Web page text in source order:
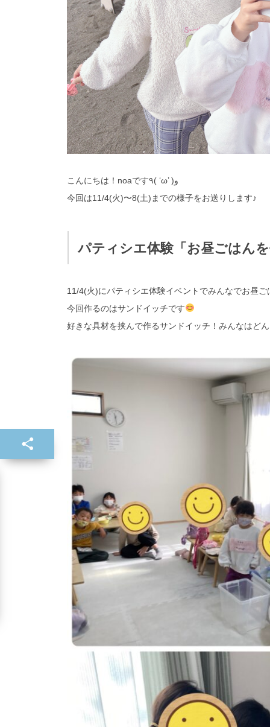
こんにちは！noaです٩( ‘ω’ )و
今回は11/4(火)〜8(土)までの様子をお送りします♪
パティシエ体験「お昼ごはん
11/4(火)にパティシエ体験イベントでみんなでお昼
今回作るのはサンドイッチです
好きな具材を挟んで作るサンドイッチ！みんなはど